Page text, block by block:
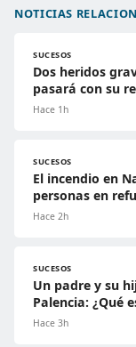
NOTICIAS
SUCESOS
Dos heridos
pasará con su
Hace 1h
SUCESOS
El incendio en
personas en
Hace 2h
SUCESOS
Un padre y su
Palencia: ¿Qué
Hace 3h